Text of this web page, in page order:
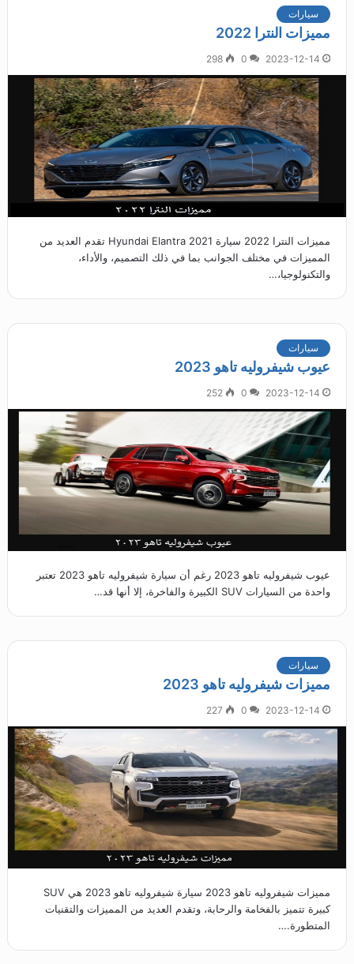
سيارات
مميزات النترا 2022
2023-12-14
0
298
مميزات النترا 2022 سيارة Hyundai Elantra 2021 تقدم العديد من
المميزات في مختلف الجوانب بما في ذلك التصميم، والأداء،
والتكنولوجيا،…
سيارات
عيوب شيفروليه تاهو 2023
2023-12-14
0
252
عيوب شيفروليه تاهو 2023 رغم أن سيارة شيفروليه تاهو 2023 تعتبر
واحدة من السيارات SUV الكبيرة والفاخرة، إلا أنها قد…
سيارات
مميزات شيفروليه تاهو 2023
2023-12-14
0
227
مميزات شيفروليه تاهو 2023 سيارة شيفروليه تاهو 2023 هي SUV
كبيرة تتميز بالفخامة والرحابة، وتقدم العديد من المميزات والتقنيات
المتطورة.…